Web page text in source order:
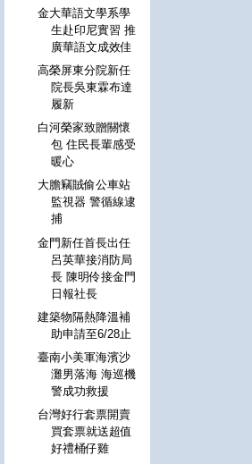
金大華語文學系學
生赴印尼實習 推
廣華語文成效佳
高榮屏東分院新任
院長吳東霖布達
履新
白河榮家致贈關懷
包 住民長輩感受
暖心
大膽竊賊偷公車站
監視器 警循線逮
捕
金門新任首長出任
呂英華接消防局
長 陳明伶接金門
日報社長
建築物隔熱降溫補
助申請至6/28止
臺南小美軍海濱沙
灘男落海 海巡機
警成功救援
台灣好行套票開賣
買套票就送超值
好禮桶仔雞